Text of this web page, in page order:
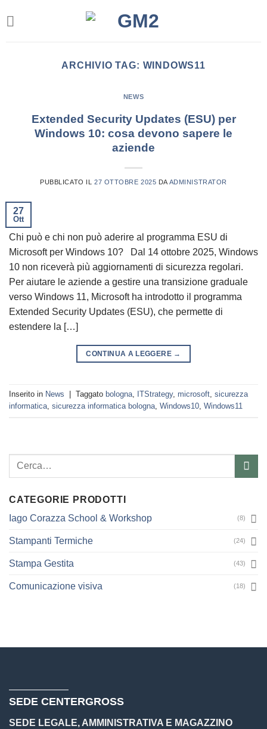
ARCHIVIO TAG: WINDOWS11
NEWS
Extended Security Updates (ESU) per
Windows 10: cosa devono sapere le
aziende
PUBBLICATO IL 27 OTTOBRE 2025 DA ADMINISTRATOR
27
Ott
Chi può e chi non può aderire al programma ESU di
Microsoft per Windows 10? Dal 14 ottobre 2025, Windows
10 non riceverà più aggiornamenti di sicurezza regolari.
Per aiutare le aziende a gestire una transizione graduale
verso Windows 11, Microsoft ha introdotto il programma
Extended Security Updates (ESU), che permette di
estendere la […]
CONTINUA A LEGGERE →
Inserito in News Taggato bologna, ITStrategy, microsoft, sicurezza
informatica, sicurezza informatica bologna, Windows10, Windows11
Cerca:
CATEGORIE PRODOTTI
Iago Corazza School & Workshop
(8)
Stampanti Termiche (24)
Stampa Gestita (43)
Comunicazione visiva (18)
SEDE CENTERGROSS
SEDE LEGALE, AMMINISTRATIVA E MAGAZZINO